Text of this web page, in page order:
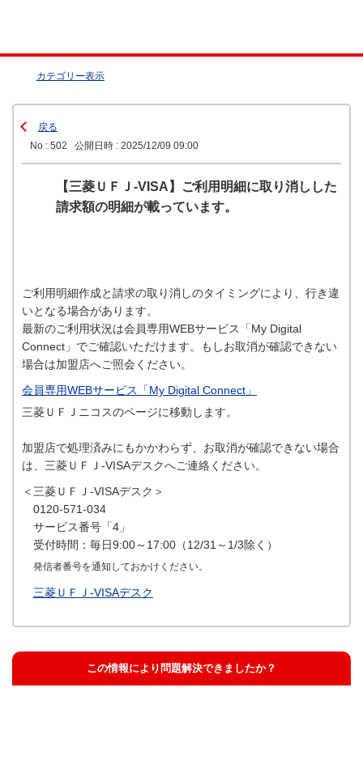
カテゴリー表示
戻る
No : 502
公開日時 : 2025/12/09 09:00
【三菱ＵＦＪ-VISA】ご利用明細に取り消しした
請求額の明細が載っています。
ご利用明細作成と請求の取り消しのタイミングにより、行き違
いとなる場合があります。
最新のご利用状況は会員専用WEBサービス「My Digital
Connect」でご確認いただけます。もしお取消が確認できない
場合は加盟店へご照会ください。
会員専用WEBサービス「My Digital Connect」
三菱ＵＦＪニコスのページに移動します。
加盟店で処理済みにもかかわらず、お取消が確認できない場合
は、三菱ＵＦＪ-VISAデスクへご連絡ください。
＜三菱ＵＦＪ-VISAデスク＞
0120-571-034
サービス番号「4」
受付時間：毎日9:00～17:00（12/31～1/3除く）
発信者番号を通知しておかけください。
三菱ＵＦＪ-VISAデスク
この情報により問題解決できましたか？